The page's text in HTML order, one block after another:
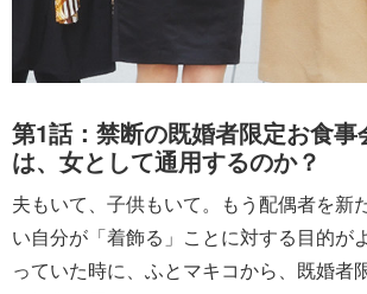
第1話：禁断の既婚者限定お食事
は、女として通用するのか？
夫もいて、子供もいて。もう配偶者を新
い自分が「着飾る」ことに対する目的が
っていた時に、ふとマキコから、既婚者